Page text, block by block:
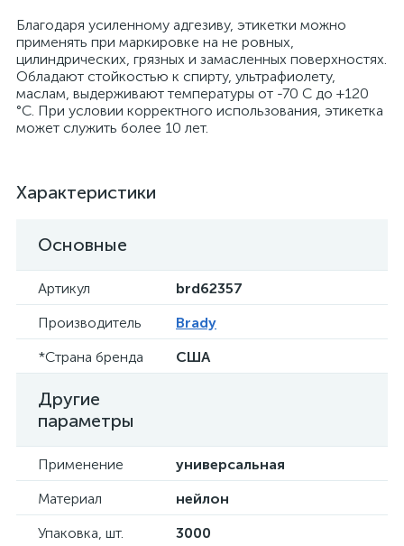
Благодаря усиленному адгезиву, этикетки можно
применять при маркировке на не ровных,
цилиндрических, грязных и замасленных поверхностях.
Обладают стойкостью к спирту, ультрафиолету,
маслам, выдерживают температуры от -70 С до +120
°С. При условии корректного использования, этикетка
может служить более 10 лет.
Характеристики
Основные
Артикул
brd62357
Производитель
Brady
*Страна бренда
США
Другие
параметры
Применение
универсальная
Материал
нейлон
Упаковка, шт.
3000